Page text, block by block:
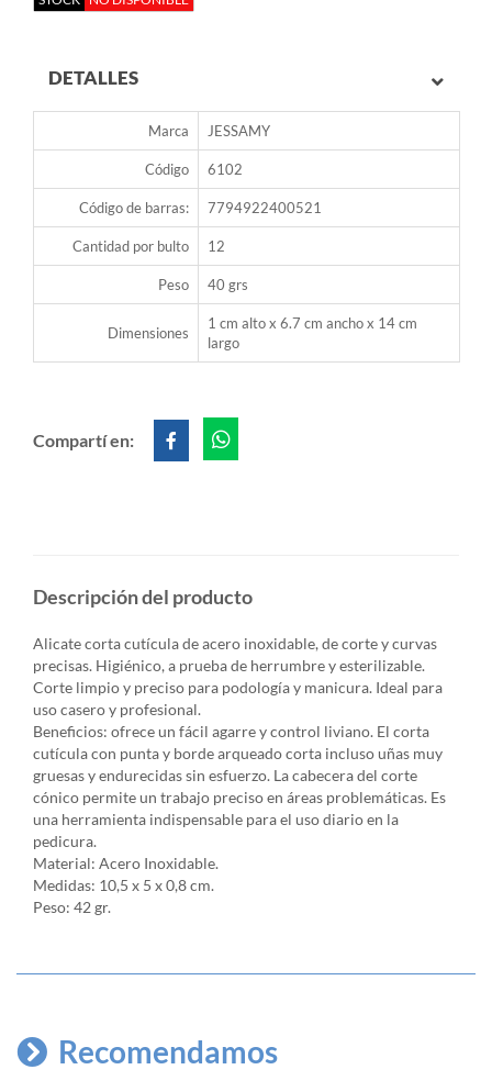
DETALLES
Marca JESSAMY
Código 6102
Código de barras: 7794922400521
Cantidad por bulto 12
Peso 40 grs
Dimensiones
1 cm alto x 6.7 cm ancho x 14 cm
largo
Compartí en:
Descripción del producto
Alicate corta cutícula de acero inoxidable, de corte y curvas
precisas. Higiénico, a prueba de herrumbre y esterilizable.
Corte limpio y preciso para podología y manicura. Ideal para
uso casero y profesional.
Beneficios: ofrece un fácil agarre y control liviano. El corta
cutícula con punta y borde arqueado corta incluso uñas muy
gruesas y endurecidas sin esfuerzo. La cabecera del corte
cónico permite un trabajo preciso en áreas problemáticas. Es
una herramienta indispensable para el uso diario en la
pedicura.
Material: Acero Inoxidable.
Medidas: 10,5 x 5 x 0,8 cm.
Peso: 42 gr.
Recomendamos